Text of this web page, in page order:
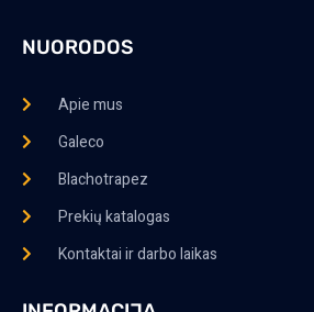
NUORODOS
Apie mus
Galeco
Blachotrapez
Prekių katalogas
Kontaktai ir darbo laikas